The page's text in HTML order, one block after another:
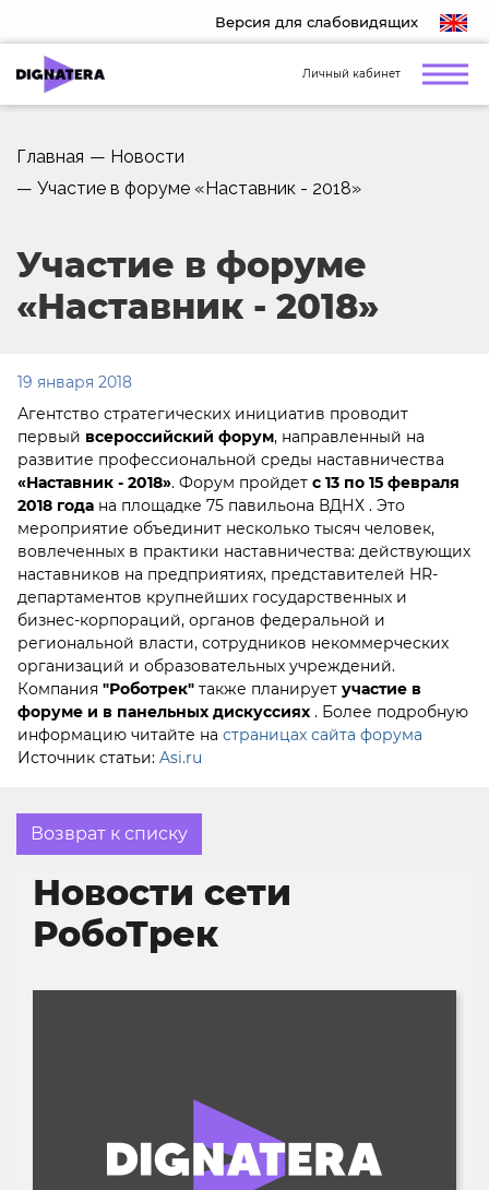
Версия для слабовидящих
Личный кабинет
Главная — Новости
— Участие в форуме «Наставник - 2018»
Участие в форуме
«Наставник - 2018»
19 января 2018
Агентство стратегических инициатив проводит
первый всероссийский форум, направленный на
развитие профессиональной среды наставничества
«Наставник - 2018». Форум пройдет с 13 по 15 февраля
2018 года на площадке 75 павильона ВДНХ . Это
мероприятие объединит несколько тысяч человек,
вовлеченных в практики наставничества: действующих
наставников на предприятиях, представителей HR-
департаментов крупнейших государственных и
бизнес-корпораций, органов федеральной и
региональной власти, сотрудников некоммерческих
организаций и образовательных учреждений.
Компания "Роботрек" также планирует участие в
форуме и в панельных дискуссиях . Более подробную
информацию читайте на страницах сайта форума
Источник статьи: Asi.ru
Возврат к списку
Новости сети
РобоТрек